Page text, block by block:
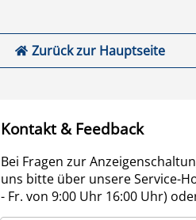
Zurück zur Hauptseite
Kontakt & Feedback
Bei Fragen zur
uns bitte über unsere Service-
- Fr. von 9:00 Uhr 16:00 Uhr)